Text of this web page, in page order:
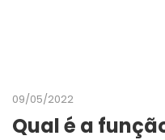
09/05/2022
Qual é a